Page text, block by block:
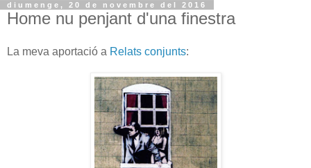
diumenge, 20 de novembre del 2016
Home nu penjant d'una finestra
La meva aportació a Relats conjunts: